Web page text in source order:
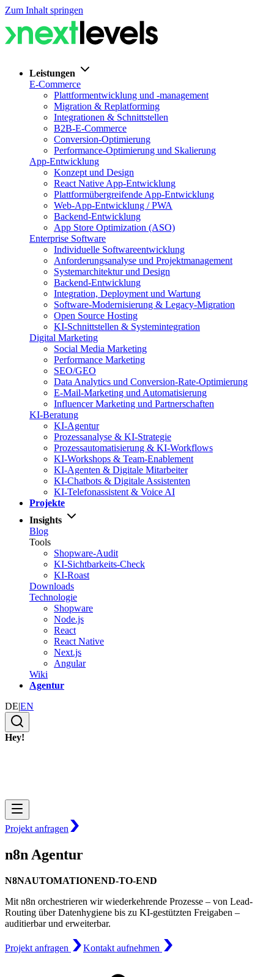
Zum Inhalt springen
Leistungen
E-Commerce
Plattformentwicklung und -management
Migration & Replatforming
Integrationen & Schnittstellen
B2B-E-Commerce
Conversion-Optimierung
Performance-Optimierung und Skalierung
App-Entwicklung
Konzept und Design
React Native App-Entwicklung
Plattformübergreifende App-Entwicklung
Web-App-Entwicklung / PWA
Backend-Entwicklung
App Store Optimization (ASO)
Enterprise Software
Individuelle Softwareentwicklung
Anforderungsanalyse und Projektmanagement
Systemarchitektur und Design
Backend-Entwicklung
Integration, Deployment und Wartung
Software-Modernisierung & Legacy-Migration
Open Source Hosting
KI-Schnittstellen & Systemintegration
Digital Marketing
Social Media Marketing
Performance Marketing
SEO/GEO
Data Analytics und Conversion-Rate-Optimierung
E-Mail-Marketing und Automatisierung
Influencer Marketing und Partnerschaften
KI-Beratung
KI-Agentur
Prozessanalyse & KI-Strategie
Prozessautomatisierung & KI-Workflows
KI-Workshops & Team-Enablement
KI-Agenten & Digitale Mitarbeiter
KI-Chatbots & Digitale Assistenten
KI-Telefonassistent & Voice AI
Projekte
Insights
Blog
Tools
Shopware-Audit
KI-Sichtbarkeits-Check
KI-Roast
Downloads
Technologie
Shopware
Node.js
React
React Native
Next.js
Angular
Wiki
Agentur
DE|EN
Hey!
Projekt anfragen
n8n Agentur
N8NAUTOMATIONEND-TO-END
Mit n8n orchestrieren wir wiederkehrende Prozesse – von Lead-
Routing über Datenhygiene bis zu KI-gestützten Freigaben –
auditierbar und erweiterbar.
Projekt anfragen Kontakt aufnehmen